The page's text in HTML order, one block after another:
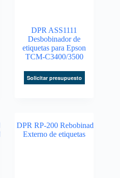
DPR ASS1111
Desbobinador de
etiquetas para Epson
TCM-C3400/3500
Solicitar presupuesto